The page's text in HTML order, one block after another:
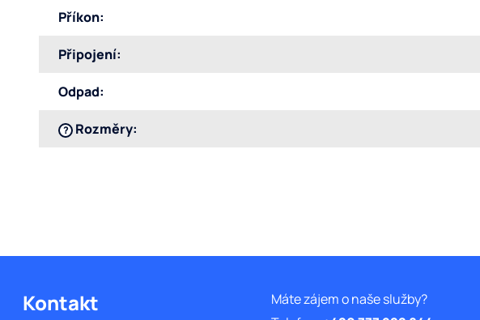
Příkon:
Připojení:
Odpad:
? Rozměry:
Kontakt
Máte zájem o naše služby?